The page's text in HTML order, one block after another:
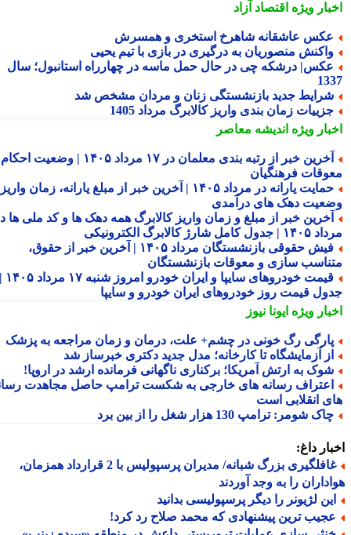
ویژهاقتصاد آزاد
عاشقانه شاهرخ استخری و همسرش
منصوریان به درگیری در بازی با تیم یحیی
درشکه چی در حال حمل ماسه در چهارراه استانبول؛ سال
جدید بازنشستگی زنان و مردان مشخص شد
زمان بندی واریز کالابرگ مرداد 1405
ویژهاندیشه معاصر
آخرین خبر از رتبه بندی معلمان در ۱۷ مرداد ۱۴۰۵ | وضعیت احکام و
فرهنگیان
حمایت یارانه در مرداد ۱۴۰۵ | آخرین خبر از مبلغ یارانه، زمان واریز و
دهک های درآمدی
خبر از مبلغ و زمان واریز کالابرگ همه دهک ها و کد ملی ها در
شارژ کالابرگ الکترونیکی
فیش حقوقی بازنشستگان مرداد ۱۴۰۵ | آخرین خبر از حقوق،
سازی و معوقات بازنشستگان
قیمت خودروهای سایپا و ایران خودرو امروز شنبه ۱۷ مرداد ۱۴۰۵ |
قیمت روز خودروهای ایران خودرو و سایپا
ویژهایونا نیوز
رگ خونی در چشم+ علت، درمان و زمان مراجعه به پزشک
آزمایشگاه تا کارخانه؛ مدل جدید دکتری خبرساز شد
به ارتش آمریکا؛ برکناری ناگهانی فرمانده ارشد در اروپا!
رسانه های خارجی به شکست ترامپ حاصل مجاهدت رسانه
انقلابی است
شومر: ترامپ 130 هزار شغل را از بین برد
داغ:
غافلگیری بزرگ شبانه/ مدیران پرسپولیس با 2 قرارداد همزمان،
را به وجد آوردند
لژیونر را دیگر پرسپولیسی بدانید
ترین پیشنهادی که محمد صلاح رد کرد!